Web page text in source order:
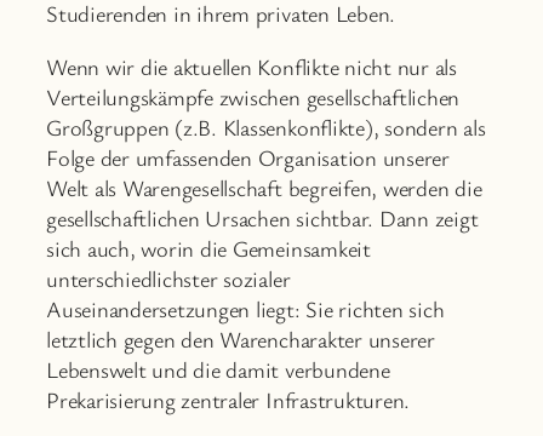
Studierenden in ihrem privaten Leben.
Wenn wir die aktuellen Konflikte nicht nur als
Verteilungskämpfe zwischen gesellschaftlichen
Großgruppen (z.B. Klassenkonflikte), sondern als
Folge der umfassenden Organisation unserer
Welt als Warengesellschaft begreifen, werden die
gesellschaftlichen Ursachen sichtbar. Dann zeigt
sich auch, worin die Gemeinsamkeit
unterschiedlichster sozialer
Auseinandersetzungen liegt: Sie richten sich
letztlich gegen den Warencharakter unserer
Lebenswelt und die damit verbundene
Prekarisierung zentraler Infrastrukturen.